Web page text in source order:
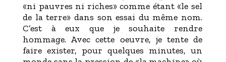
«ni pauvres ni riches» comme étant «le sel
de la terre» dans son essai du même nom.
C’est à eux que je souhaite rendre
hommage. Avec cette oeuvre, je tente de
faire exister, pour quelques minutes, un